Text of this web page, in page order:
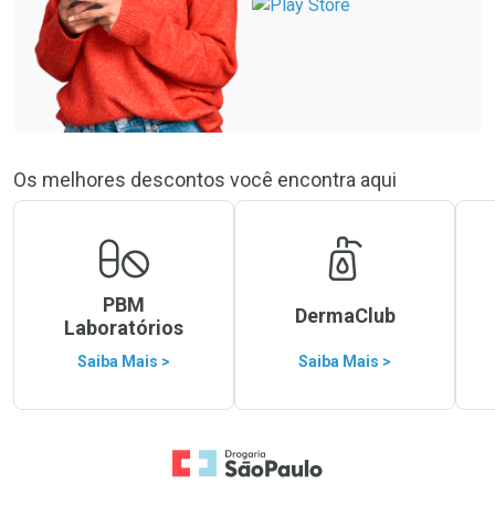
Os melhores descontos você encontra aqui
PBM
Laboratórios
Saiba Mais >
DermaClub
Saiba Mais >
Ir para a Home